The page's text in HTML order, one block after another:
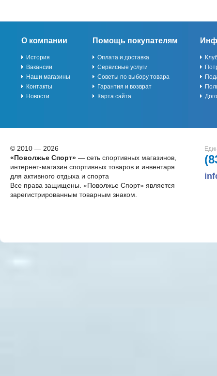
О компании
История
Вакансии
Наши магазины
Контакты
Новости
Помощь покупателям
Оплата и доставка
Сервисные услуги
Советы по выбору товара
Гарантия и возврат
Карта сайта
© 2010 — 2026
«Поволжье Спорт»— сеть спортивных магазинов,
интернет-магазин спортивных товаров и инвентаря
для активного отдыха и спорта
Все права защищены. «Поволжье Спорт» является
зарегистрированным товарным знаком.